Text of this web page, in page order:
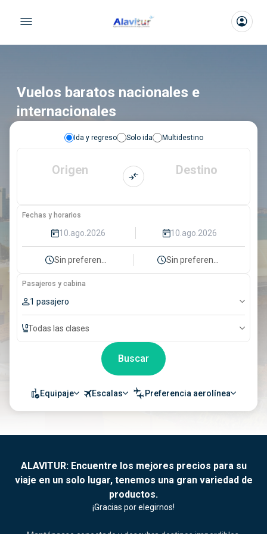
Vuelos baratos nacionales e
internacionales
Ida y regreso Solo ida Multidestino
Origen Destino
Fechas y horarios
Pasajeros y cabina
1 pasajero
Todas las clases
Buscar
Equipaje Escalas Preferencia aerolínea
ALAVITUR: Encuentre los mejores precios para su
viaje en un solo lugar, tenemos una gran variedad de
productos.
¡Gracias por elegirnos!